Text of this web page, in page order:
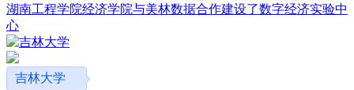
湖南工程学院经济学院与美林数据合作建设了数字经济实验中
心
吉林大学